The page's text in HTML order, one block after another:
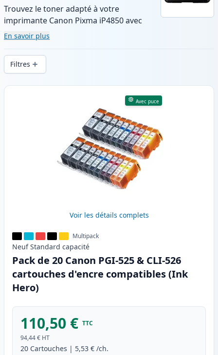
Trouvez le toner adapté à votre
imprimante Canon Pixma iP4850 avec
notre gamme de cartouches compatibles
et haute capacité. Profitez d’une qualité
d’impression constante et d’une livraison
rapide depuis un stock local en .
En savoir plus
Filtres
Produits
Avec puce
Voir les détails complets
Multipack
Neuf Standard capacité
Pack de 20 Canon PGI-525 & CLI-526
cartouches d'encre compatibles (Ink
Hero)
110,50 € TTC
94,44 € HT
20 Cartouches | 5,53 € /ch.